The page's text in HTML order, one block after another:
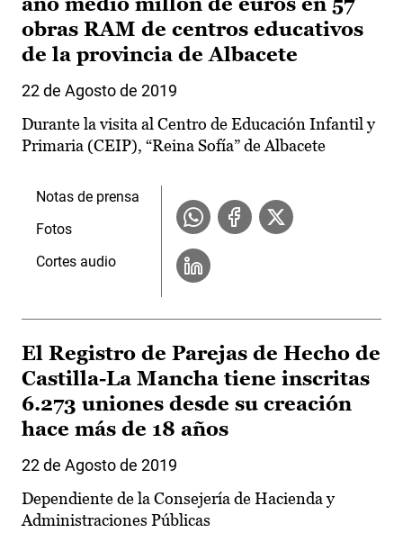
obras RAM de centros educativos
de la provincia de Albacete
22 de Agosto de 2019
Durante la visita al Centro de Educación Infantil y
Primaria (CEIP), “Reina Sofía” de Albacete
Notas de prensa
Fotos
Cortes audio
El Registro de Parejas de Hecho de
Castilla-La Mancha tiene inscritas
6.273 uniones desde su creación
hace más de 18 años
22 de Agosto de 2019
Dependiente de la Consejería de Hacienda y
Administraciones Públicas